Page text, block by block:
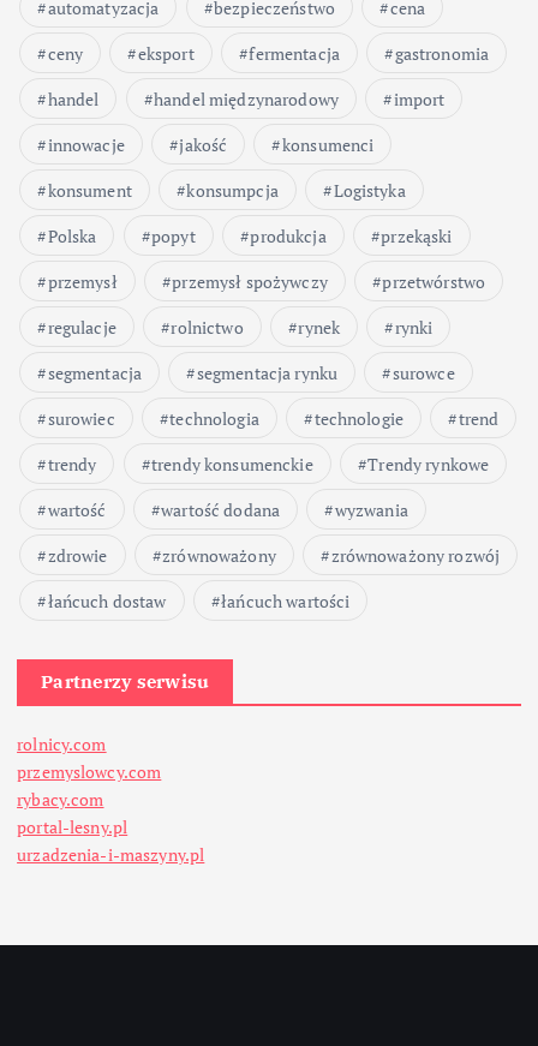
automatyzacja bezpieczeństwo
cena
ceny
eksport fermentacja
gastronomia
handel
handel międzynarodowy
import
innowacje
jakość
konsumenci
konsument
konsumpcja
Logistyka
Polska
popyt produkcja
przekąski
przemysł
przemysł spożywczy
przetwórstwo
regulacje
rolnictwo rynek
rynki
segmentacja
segmentacja rynku
surowce
surowiec
technologia technologie
trend
trendy
trendy konsumenckie
Trendy rynkowe
wartość
wartość dodana
wyzwania
zdrowie
zrównoważony
zrównoważony rozwój
łańcuch dostaw
łańcuch wartości
Partnerzy serwisu
rolnicy.com
przemyslowcy.com
rybacy.com
portal-lesny.pl
urzadzenia-i-maszyny.pl